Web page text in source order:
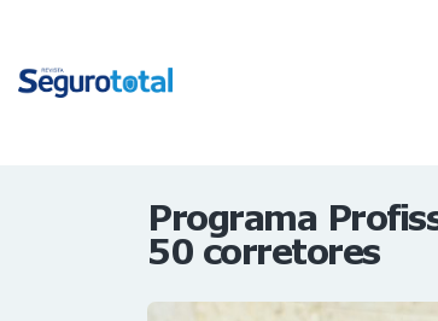
Programa
50 corretores